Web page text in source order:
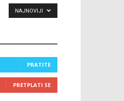
NAJNOVIJI
PRATITE
PRETPLATI SE